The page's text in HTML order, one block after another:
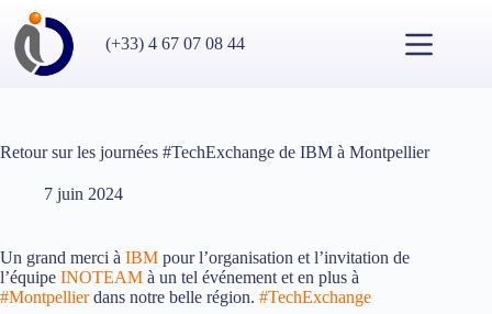
Passer
contenu
(+33) 4 67 07 08 44
Retour sur les journées #TechExchange de IBM à Montpellier
7 juin 2024
Un grand merci à IBM pour l’organisation et l’invitation de
l’équipe INOTEAM à un tel événement et en plus à
#Montpellierdans notre belle région. #TechExchange